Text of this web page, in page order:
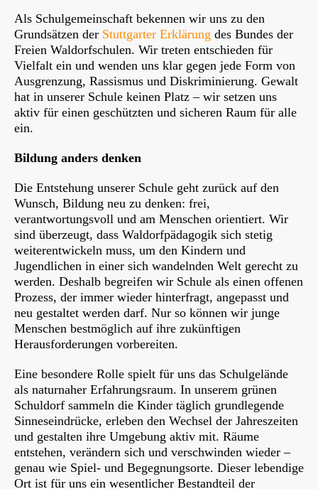
Als Schulgemeinschaft bekennen wir uns zu den
Grundsätzen der Stuttgarter Erklärung des Bundes der
Freien Waldorfschulen. Wir treten entschieden für
Vielfalt ein und wenden uns klar gegen jede Form von
Ausgrenzung, Rassismus und Diskriminierung. Gewalt
hat in unserer Schule keinen Platz – wir setzen uns
aktiv für einen geschützten und sicheren Raum für alle
ein.
Bildung anders denken
Die Entstehung unserer Schule geht zurück auf den
Wunsch, Bildung neu zu denken: frei,
verantwortungsvoll und am Menschen orientiert. Wir
sind überzeugt, dass Waldorfpädagogik sich stetig
weiterentwickeln muss, um den Kindern und
Jugendlichen in einer sich wandelnden Welt gerecht zu
werden. Deshalb begreifen wir Schule als einen offenen
Prozess, der immer wieder hinterfragt, angepasst und
neu gestaltet werden darf. Nur so können wir junge
Menschen bestmöglich auf ihre zukünftigen
Herausforderungen vorbereiten.
Eine besondere Rolle spielt für uns das Schulgelände
als naturnaher Erfahrungsraum. In unserem grünen
Schuldorf sammeln die Kinder täglich grundlegende
Sinneseindrücke, erleben den Wechsel der Jahreszeiten
und gestalten ihre Umgebung aktiv mit. Räume
entstehen, verändern sich und verschwinden wieder –
genau wie Spiel- und Begegnungsorte. Dieser lebendige
Ort ist für uns ein wesentlicher Bestandteil der